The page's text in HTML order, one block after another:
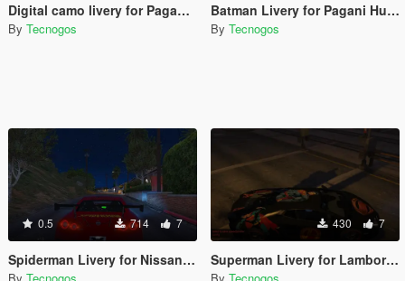
Digital camo livery for Pagani Huayra
By Tecnogos
Batman Livery for Pagani Huayra
By Tecnogos
0.5 714 7
Spiderman Livery for Nissan GTR
430 7
Superman Livery for Lamborghini Aventador